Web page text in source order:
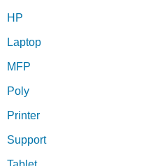
HP
Laptop
MFP
Poly
Printer
Support